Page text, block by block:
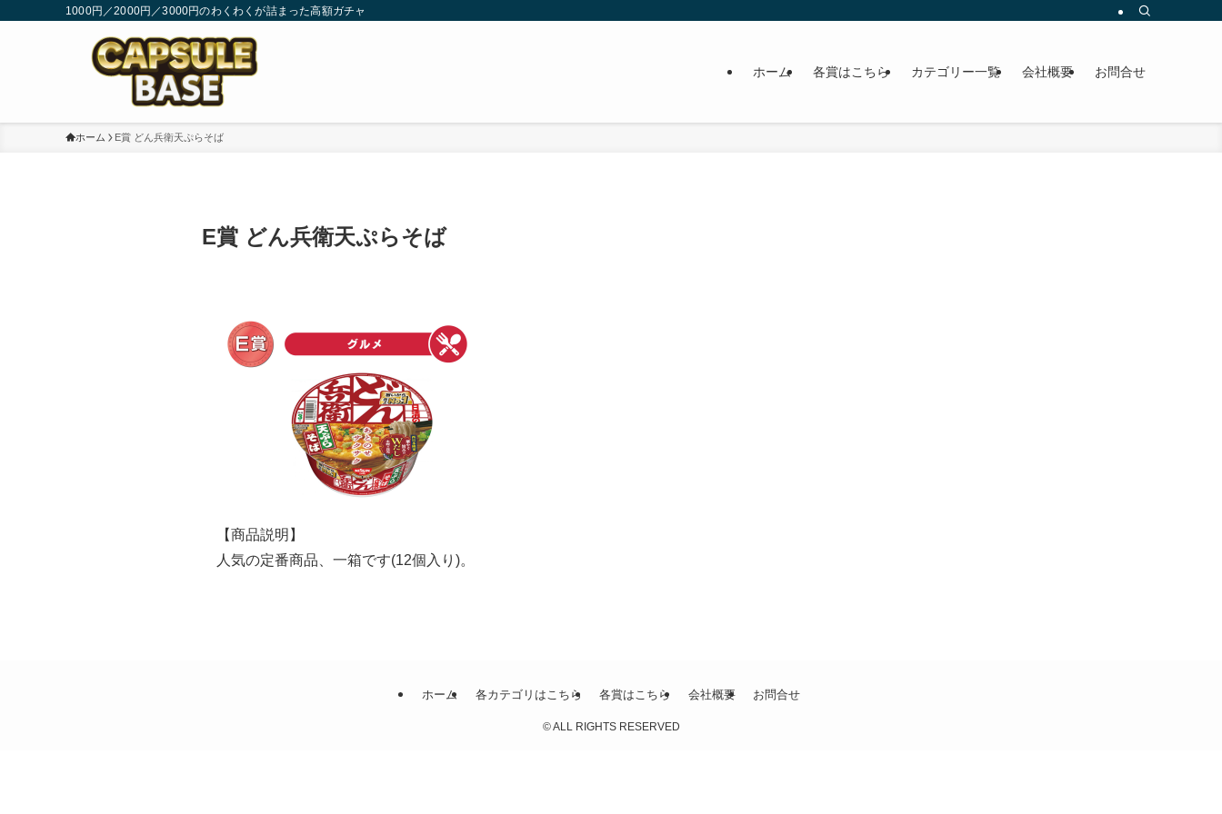
1000円／2000円／3000円のわくわくが詰まった高額ガチャ
ホーム 各賞はこちら カテゴリー一覧 会社概要 お問合せ
ホーム E賞 どん兵衛天ぷらそば
E賞 どん兵衛天ぷらそば
【商品説明】
人気の定番商品、一箱です(12個入り)。
ホーム 各カテゴリはこちら 各賞はこちら 会社概要 お問合せ
©ALL RIGHTS RESERVED